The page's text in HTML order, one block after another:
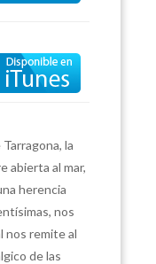
la
abierta al mar,
herencia
nos
nos remite al
de las